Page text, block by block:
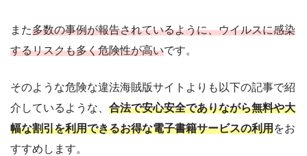
また多数の事例が報告されているように、ウイルスに感染
するリスクも多く危険性が高いです。
そのような危険な違法海賊版サイトよりも以下の記事で紹
介しているような、 合法で安心安全でありながら無料や大
幅な割引を利用できるお得な電子書籍サービスの利用をお
すすめします。